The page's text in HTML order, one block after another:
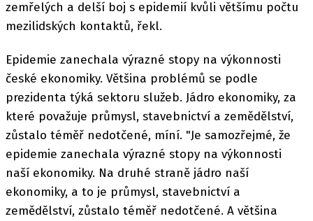
zemřelých a delší boj s epidemií kvůli většímu počtu
mezilidských kontaktů, řekl.
Epidemie zanechala výrazné stopy na výkonnosti
české ekonomiky. Většina problémů se podle
prezidenta týká sektoru služeb. Jádro ekonomiky, za
které považuje průmysl, stavebnictví a zemědělství,
zůstalo téměř nedotčené, míní. "Je samozřejmé, že
epidemie zanechala výrazné stopy na výkonnosti
naší ekonomiky. Na druhé straně jádro naší
ekonomiky, a to je průmysl, stavebnictví a
zemědělství, zůstalo téměř nedotčené. A většina